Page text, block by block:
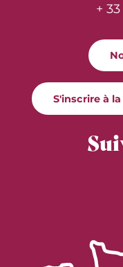
+ 33
S'inscrire à